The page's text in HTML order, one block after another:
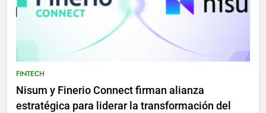
FINTECH
Nisum y Finerio Connect firman alianza
estratégica para liderar la transformación del